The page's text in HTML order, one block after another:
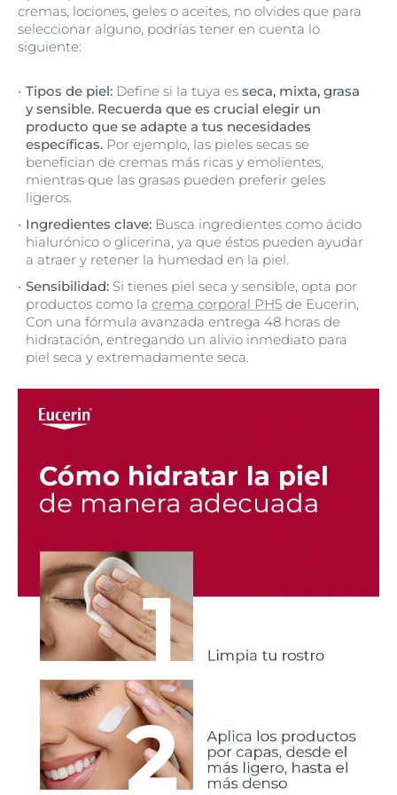
cremas, lociones, geles o aceites, no olvides que para
seleccionar alguno, podrías tener en cuenta lo
siguiente:
Tipos de piel: Define si la tuya es seca, mixta, grasa
y sensible. Recuerda que es crucial elegir un
producto que se adapte a tus necesidades
específicas. Por ejemplo, las pieles secas se
benefician de cremas más ricas y emolientes,
mientras que las grasas pueden preferir geles
ligeros.
Ingredientes clave: Busca ingredientes como ácido
hialurónico o glicerina, ya que éstos pueden ayudar
a atraer y retener la humedad en la piel.
Sensibilidad: Si tienes piel seca y sensible, opta por
productos como la crema corporal PH5 de Eucerin,
Con una fórmula avanzada entrega 48 horas de
hidratación, entregando un alivio inmediato para
piel seca y extremadamente seca.